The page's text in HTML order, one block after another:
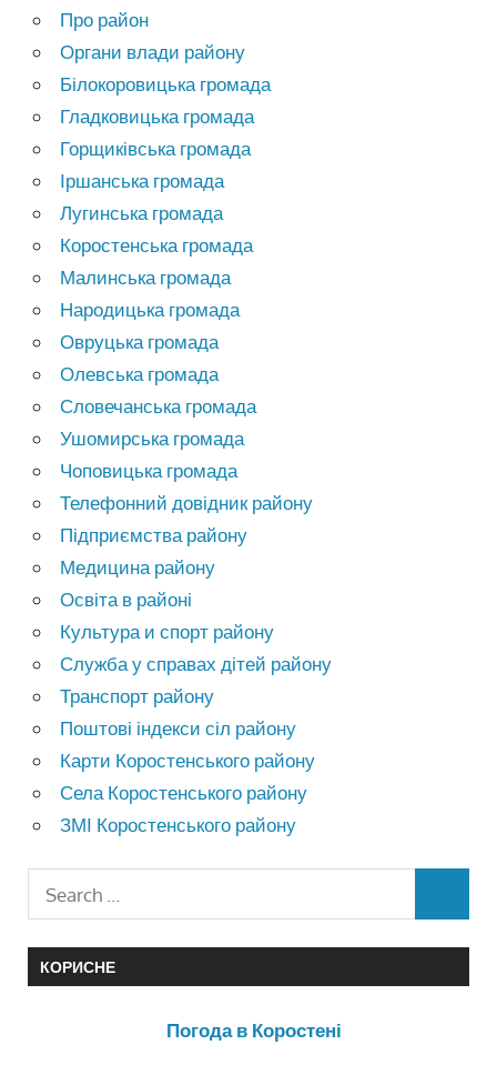
Про район
Органи влади району
Білокоровицька громада
Гладковицька громада
Горщиківська громада
Іршанська громада
Лугинська громада
Коростенська громада
Малинська громада
Народицька громада
Овруцька громада
Олевська громада
Словечанська громада
Ушомирська громада
Чоповицька громада
Телефонний довідник району
Підприємства району
Медицина району
Освіта в районі
Культура и спорт району
Служба у справах дітей району
Транспорт району
Поштові індекси сіл району
Карти Коростенського району
Села Коростенського району
ЗМІ Коростенського району
КОРИСНЕ
Погода в Коростені